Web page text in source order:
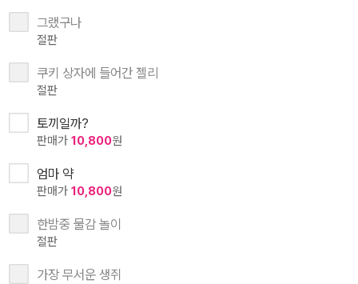
그랬구나
절판
쿠키 상자에 들어간 젤리
절판
토끼일까?
판매가 10,800원
엄마 약
판매가 10,800원
한밤중 물감 놀이
절판
가장 무서운 생쥐